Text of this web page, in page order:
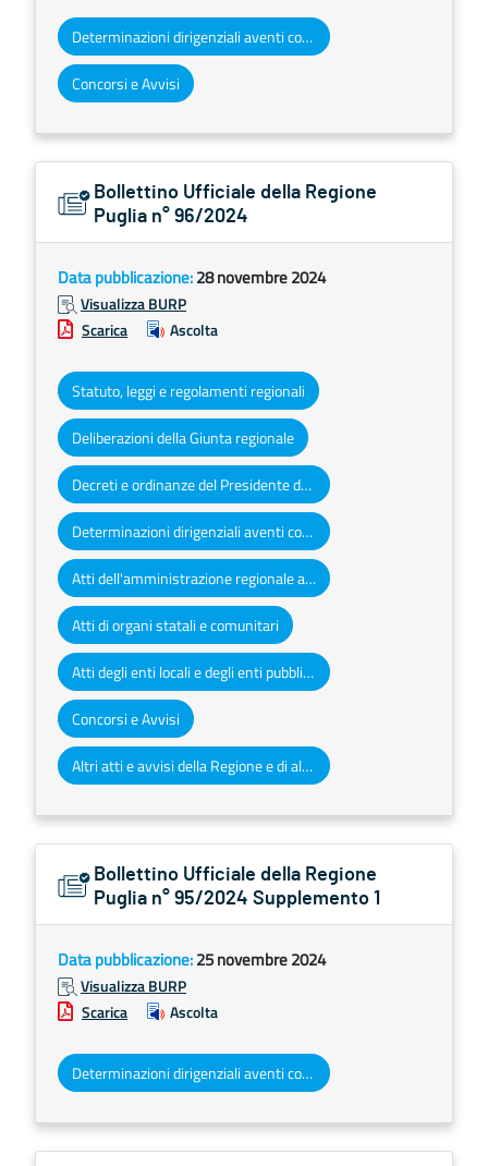
Determinazioni dirigenziali aventi contenuto di interesse generale
Concorsi e Avvisi
Bollettino Ufficiale della Regione
Puglia n° 96/2024
Data pubblicazione:28 novembre 2024
Visualizza BURP
Scarica
Ascolta
Statuto, leggi e regolamenti regionali
Deliberazioni della Giunta regionale
Decreti e ordinanze del Presidente della Giunta regionale
Determinazioni dirigenziali aventi contenuto di interesse generale
Atti dell'amministrazione regionale ad obbligo di pubblicazione
Atti di organi statali e comunitari
Atti degli enti locali e degli enti pubblici e privati
Concorsi e Avvisi
Altri atti e avvisi della Regione e di altri enti pubblici che interessano la collettività regionale
Bollettino Ufficiale della Regione
Puglia n° 95/2024 Supplemento 1
Data pubblicazione:25 novembre 2024
Visualizza BURP
Scarica
Ascolta
Determinazioni dirigenziali aventi contenuto di interesse generale